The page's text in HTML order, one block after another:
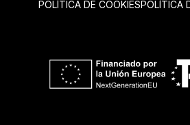
POLÍTICA DE COOKIESPOLÍTICA